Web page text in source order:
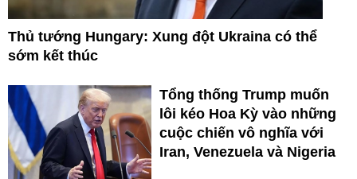
Thủ tướng Hungary: Xung đột Ukraina có thể
sớm kết thúc
Tổng thống Trump muốn
lôi kéo Hoa Kỳ vào những
cuộc chiến vô nghĩa với
Iran, Venezuela và Nigeria